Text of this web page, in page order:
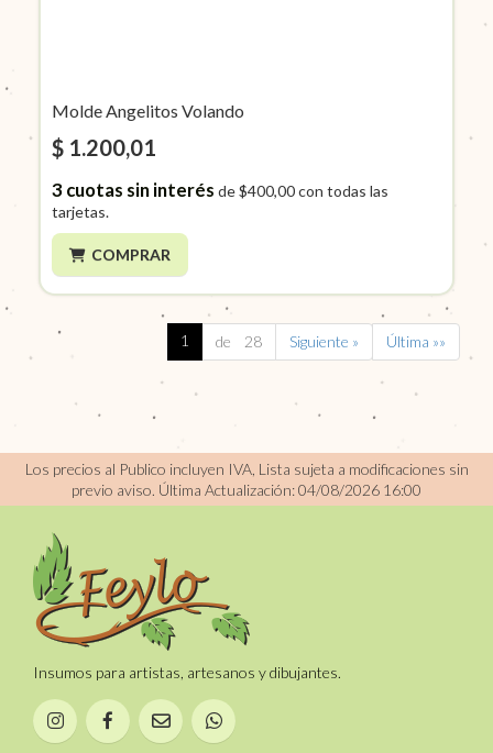
Molde Angelitos Volando
$ 1.200,01
3cuotas sin interés de$400,00con todas las
tarjetas.
COMPRAR
1 de 28 Siguiente » Última »»
Los precios al Publico incluyen IVA, Lista sujeta a modificaciones sin
previo aviso. Última Actualización: 04/08/2026 16:00
Insumos para artistas, artesanos y dibujantes.